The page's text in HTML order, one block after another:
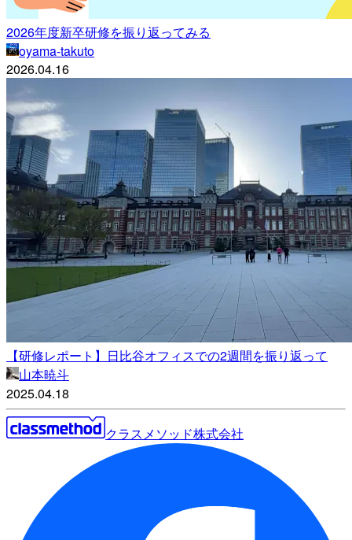
2026年度新卒研修を振り返ってみる
oyama-takuto
2026.04.16
【研修レポート】日比谷オフィスでの2週間を振り返って
山本暁斗
2025.04.18
クラスメソッド株式会社